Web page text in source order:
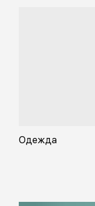
Одежда